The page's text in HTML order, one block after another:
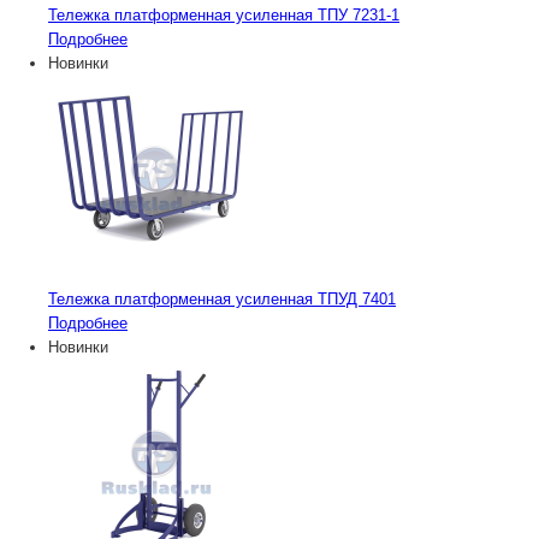
Тележка платформенная усиленная ТПУ 7231-1
Подробнее
Новинки
Тележка платформенная усиленная ТПУД 7401
Подробнее
Новинки